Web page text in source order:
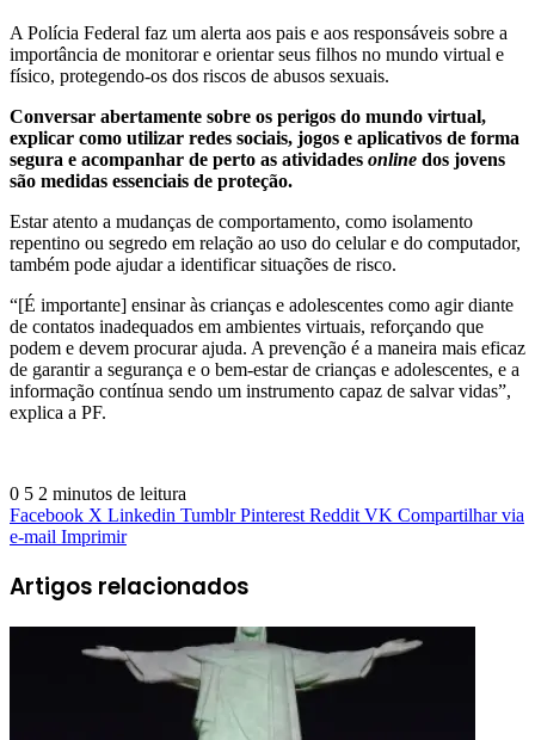
A Polícia Federal faz um alerta aos pais e aos responsáveis sobre a
importância de monitorar e orientar seus filhos no mundo virtual e
físico, protegendo-os dos riscos de abusos sexuais.
Conversar abertamente sobre os perigos do mundo virtual,
explicar como utilizar redes sociais, jogos e aplicativos de forma
segura e acompanhar de perto as atividades online dos jovens
são medidas essenciais de proteção.
Estar atento a mudanças de comportamento, como isolamento
repentino ou segredo em relação ao uso do celular e do computador,
também pode ajudar a identificar situações de risco.
“[É importante] ensinar às crianças e adolescentes como agir diante
de contatos inadequados em ambientes virtuais, reforçando que
podem e devem procurar ajuda. A prevenção é a maneira mais eficaz
de garantir a segurança e o bem-estar de crianças e adolescentes, e a
informação contínua sendo um instrumento capaz de salvar vidas”,
explica a PF.
0 5 2 minutos de leitura
Facebook X Linkedin Tumblr Pinterest Reddit VK Compartilhar via
e-mail Imprimir
Artigos relacionados